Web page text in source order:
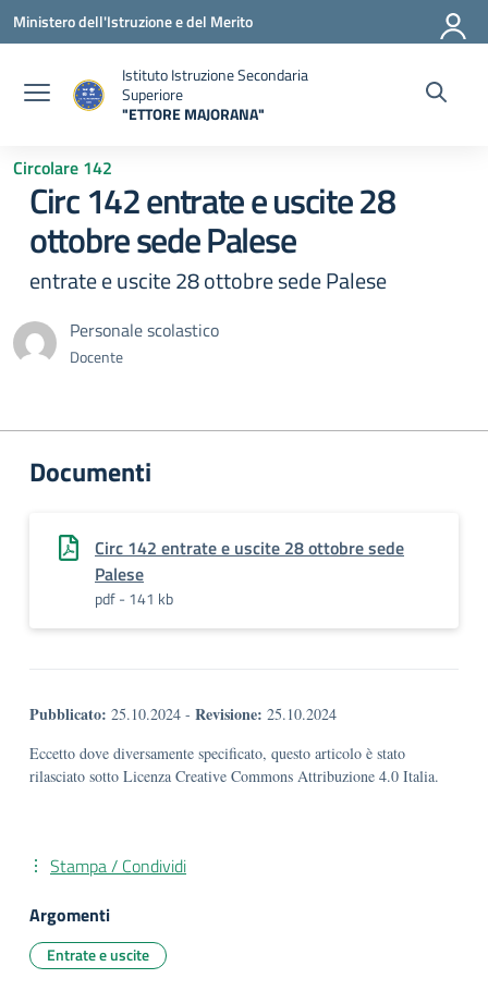
Vai ai contenuti
Vai al menu di navigazione
Vai al footer
Ministero dell'Istruzione e del Merito
Istituto Istruzione Secondaria
Superiore
"ETTORE MAJORANA"
Circolare 142
Circ 142 entrate e uscite 28
ottobre sede Palese
entrate e uscite 28 ottobre sede Palese
Personale scolastico
Docente
Documenti
Circ 142 entrate e uscite 28 ottobre sede
Palese
pdf - 141 kb
Pubblicato: 25.10.2024 - Revisione: 25.10.2024
Eccetto dove diversamente specificato, questo articolo è stato
rilasciato sotto Licenza Creative Commons Attribuzione 4.0 Italia.
Stampa / Condividi
Argomenti
Entrate e uscite